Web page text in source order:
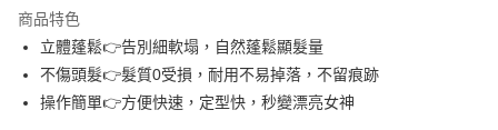
合作金庫商業銀行
華南商業銀行
彰化商業銀行
上海商業儲蓄銀行
台北富邦商業銀行
國泰世華商業銀行
兆豐國際商業銀行
超商取貨付款
LINE Pay
商品特色
立體蓬鬆👉告別細軟塌，自然蓬鬆顯髮量
不傷頭髮👉髮質0受損，耐用不易掉落，不留痕跡
操作簡單👉方便快速，定型快，秒變漂亮女神